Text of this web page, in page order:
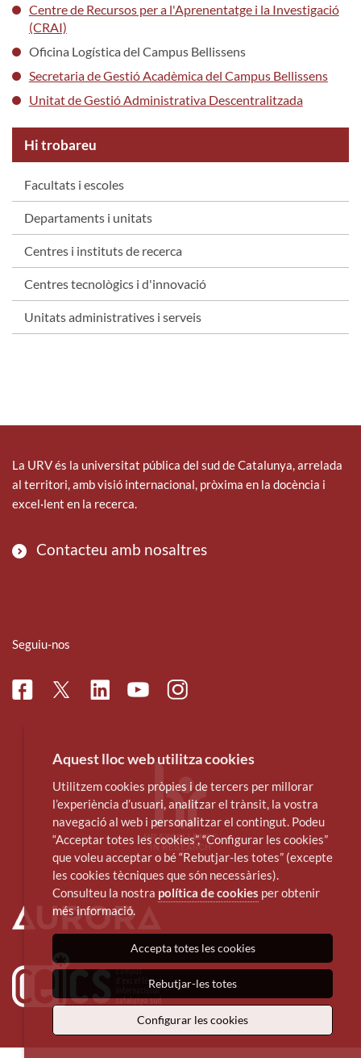
Centre de Recursos per a l'Aprenentatge i la Investigació
(CRAI)
Oficina Logística del Campus Bellissens
Secretaria de Gestió Acadèmica del Campus Bellissens
Unitat de Gestió Administrativa Descentralitzada
Hi trobareu
Facultats i escoles
Departaments i unitats
Centres i instituts de recerca
Centres tecnològics i d'innovació
Unitats administratives i serveis
La URV és la universitat pública del sud de Catalunya, arrelada
al territori, amb visió internacional, pròxima en la docència i
excel·lent en la recerca.
Contacteu amb nosaltres
Seguiu-nos
FacebookTwitterLinkedinYoutubeInstagram
Aquest lloc web utilitza cookies
Utilitzem cookies pròpies i de tercers per millorar
l’experiència d’usuari, analitzar el trànsit, la vostra
navegació al web i personalitzar el contingut. Podeu
“Acceptar totes les cookies”, “Configurar les cookies”
que voleu acceptar o bé “Rebutjar-les totes” (excepte
les cookies tècniques que són necessàries).
Consulteu la nostra política de cookies per obtenir
més informació.
Accepta totes les cookies
Rebutjar-les totes
Configurar les cookies